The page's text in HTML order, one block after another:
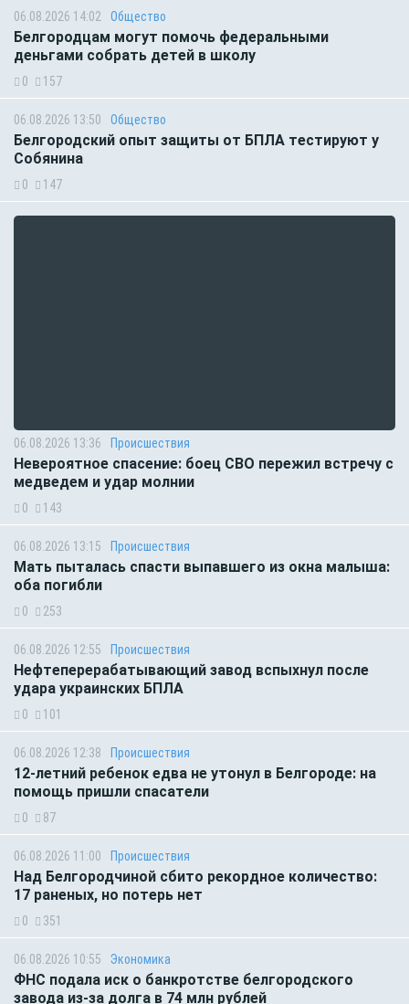
06.08.2026 14:02 Общество
Белгородцам могут помочь федеральными
деньгами собрать детей в школу
0 157
06.08.2026 13:50 Общество
Белгородский опыт защиты от БПЛА тестируют у
Собянина
0 147
06.08.2026 13:36 Происшествия
Невероятное спасение: боец СВО пережил встречу с
медведем и удар молнии
0 143
06.08.2026 13:15 Происшествия
Мать пыталась спасти выпавшего из окна малыша:
оба погибли
0 253
06.08.2026 12:55 Происшествия
Нефтеперерабатывающий завод вспыхнул после
удара украинских БПЛА
0 101
06.08.2026 12:38 Происшествия
12-летний ребенок едва не утонул в Белгороде: на
помощь пришли спасатели
0 87
06.08.2026 11:00 Происшествия
Над Белгородчиной сбито рекордное количество:
17 раненых, но потерь нет
0 351
06.08.2026 10:55 Экономика
ФНС подала иск о банкротстве белгородского
завода из-за долга в 74 млн рублей